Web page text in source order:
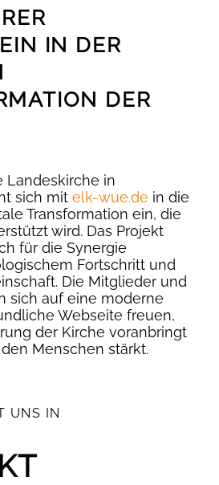
IN DER
DER
Landeskirche in
sich mit elk-wue.de in die
Transformation ein, die
wird. Das Projekt
für die Synergie
Fortschritt und
Die Mitglieder und
sich auf eine moderne
Webseite freuen,
der Kirche voranbringt
Menschen stärkt.
UNS IN